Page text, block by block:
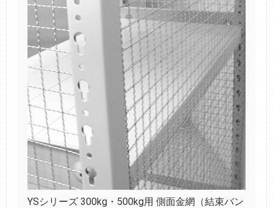
YSシリーズ 300kg・500kg用 側面金網（結束バン